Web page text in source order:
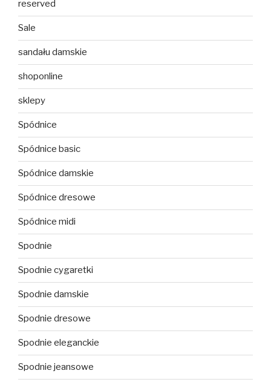
reserved
Sale
sandału damskie
shoponline
sklepy
Spódnice
Spódnice basic
Spódnice damskie
Spódnice dresowe
Spódnice midi
Spodnie
Spodnie cygaretki
Spodnie damskie
Spodnie dresowe
Spodnie eleganckie
Spodnie jeansowe